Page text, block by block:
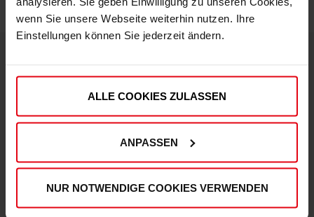
wenn Sie unsere Webseite weiterhin nutzen. Ihre
Einstellungen können Sie jederzeit ändern.
ALLE COOKIES ZULASSEN
ANPASSEN
NUR NOTWENDIGE COOKIES VERWENDEN
DEINE VORTEILE IN UNSEREM SHOP